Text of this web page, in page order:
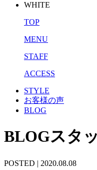
WHITE
TOP
MENU
STAFF
ACCESS
STYLE
お客様の声
BLOG
BLOGスタ
POSTED | 2020.08.08